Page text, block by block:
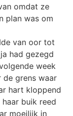
omdat ze
plan was om
van oor tot
had gezegd
week
de grens waar
hart kloppend
buik reed
moeilijk in